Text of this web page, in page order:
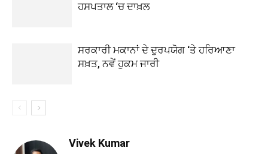
ਹਸਪਤਾਲ ‘ਚ ਦਾਖ਼ਲ
ਸਰਕਾਰੀ ਮਕਾਨਾਂ ਦੇ ਦੁਰਪਯੋਗ ‘ਤੇ ਹਰਿਆਣਾ
ਸਖ਼ਤ, ਨਵੇਂ ਹੁਕਮ ਜਾਰੀ
Vivek Kumar